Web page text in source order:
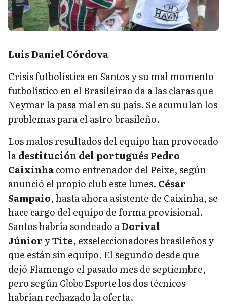
Luis Daniel Córdova
Crisis futbolística en Santos y su mal momento
futbolístico en el Brasileirao da a las claras que
Neymar la pasa mal en su país. Se acumulan los
problemas para el astro brasileño.
Los malos resultados del equipo han provocado
ladestitución del portugués Pedro
Caixinhacomo entrenador del Peixe, según
anunció el propio club este lunes. César
Sampaio, hasta ahora asistente de Caixinha, se
hace cargo del equipo de forma provisional.
Santos habría sondeado aDorival
Júnior yTite, exseleccionadores brasileños y
que están sin equipo. El segundo desde que
dejó Flamengo el pasado mes de septiembre,
pero segúnGlobo Esportelos dos técnicos
habrían rechazado la oferta.